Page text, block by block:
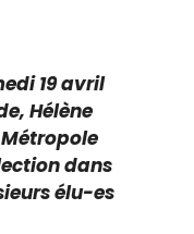
19 avril
Hélène
dans
élu-es